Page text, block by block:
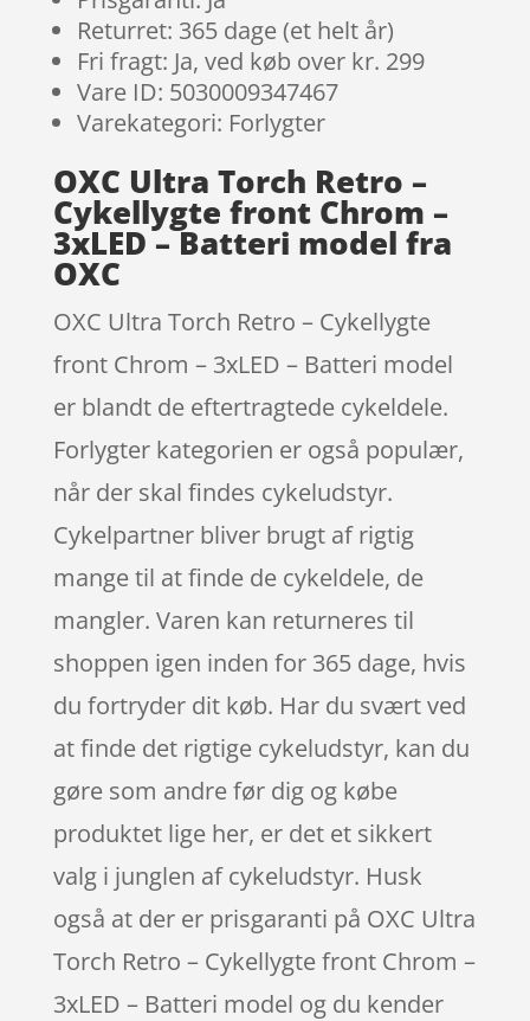
Returret: 365 dage (et helt år)
Fri fragt: Ja, ved køb over kr. 299
Vare ID: 5030009347467
Varekategori: Forlygter
OXC Ultra Torch Retro –
Cykellygte front Chrom –
3xLED – Batteri model fra
OXC
OXC Ultra Torch Retro – Cykellygte
front Chrom – 3xLED – Batteri model
er blandt de eftertragtede cykeldele.
Forlygter kategorien er også populær,
når der skal findes cykeludstyr.
Cykelpartner bliver brugt af rigtig
mange til at finde de cykeldele, de
mangler. Varen kan returneres til
shoppen igen inden for 365 dage, hvis
du fortryder dit køb. Har du svært ved
at finde det rigtige cykeludstyr, kan du
gøre som andre før dig og købe
produktet lige her, er det et sikkert
valg i junglen af cykeludstyr. Husk
også at der er prisgaranti på OXC Ultra
Torch Retro – Cykellygte front Chrom –
3xLED – Batteri model og du kender